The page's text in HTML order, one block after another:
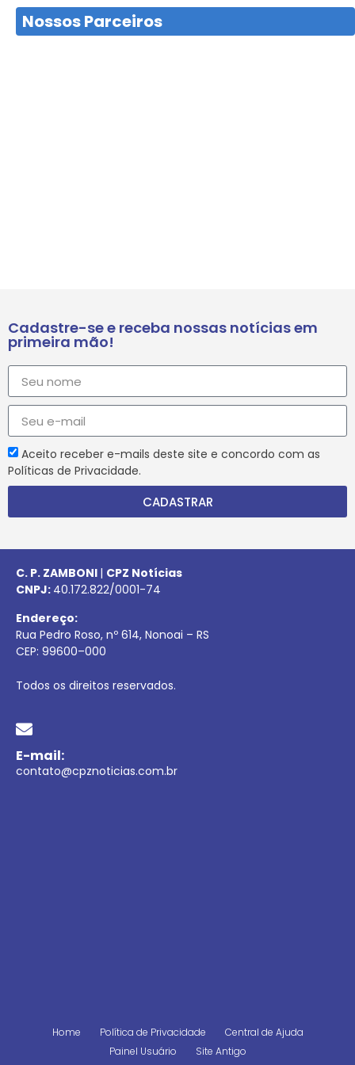
Nossos Parceiros
Cadastre-se e receba nossas notícias em
primeira mão!
Aceito receber e-mails deste site e concordo com as
Políticas de Privacidade.
CADASTRAR
C. P. ZAMBONI | CPZ Notícias
CNPJ: 40.172.822/0001-74
Endereço:
Rua Pedro Roso, nº 614, Nonoai – RS
CEP: 99600–000
Todos os direitos reservados.
E-mail:
contato@cpznoticias.com.br
Home Política de Privacidade
Central de Ajuda
Painel Usuário
Site Antigo